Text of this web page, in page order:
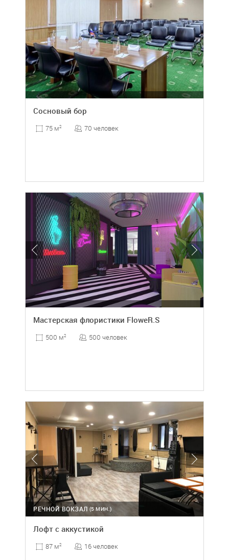
Сосновый бор
75 м2 70 человек
Мастерская флористики FloweR.S
500 м2 500 человек
(5 МИН.)
РЕЧНОЙ ВОКЗАЛ
Лофт с аккустикой
87 м2 16 человек